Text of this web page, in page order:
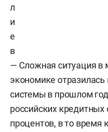
л
и
е
в
— Сложная ситуация в
экономике отразилась
системы в прошлом
российских
процентов, в то время